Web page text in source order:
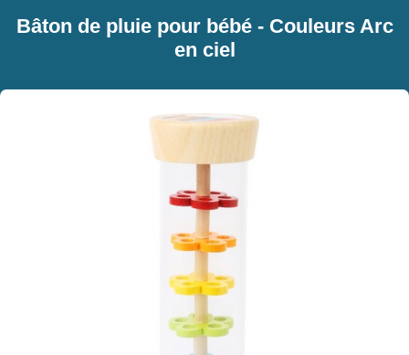
Bâton de pluie pour bébé - Couleurs Arc
en ciel